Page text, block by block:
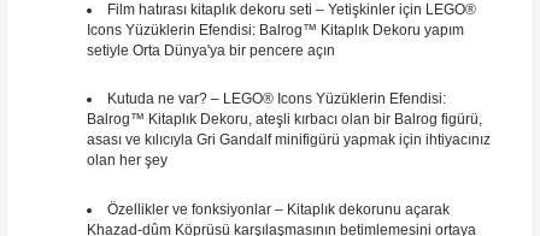
Film hatırası kitaplık dekoru seti – Yetişkinler için LEGO®
Icons Yüzüklerin Efendisi: Balrog™ Kitaplık Dekoru yapım
setiyle Orta Dünya'ya bir pencere açın
Kutuda ne var? – LEGO® Icons Yüzüklerin Efendisi:
Balrog™ Kitaplık Dekoru, ateşli kırbacı olan bir Balrog figürü,
asası ve kılıcıyla Gri Gandalf minifigürü yapmak için ihtiyacınız
olan her şey
Özellikler ve fonksiyonlar – Kitaplık dekorunu açarak
Khazad-dûm Köprüsü karşılaşmasının betimlemesini ortaya